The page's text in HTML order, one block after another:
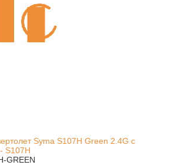
Syma S107H Green 2.4G с
S107H
GREEN